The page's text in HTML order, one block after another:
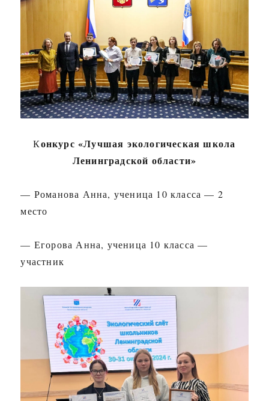
Конкурс «Лучшая экологическая школа
Ленинградской области»
— Романова Анна, ученица 10 класса — 2
место
— Егорова Анна, ученица 10 класса —
участник